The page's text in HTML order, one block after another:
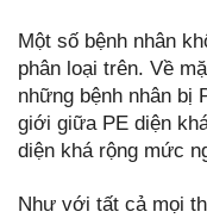
Một số bệnh nhân
phân loại trên. Về
những bệnh nhân bị
giới giữa PE diện
diện khá rộng mức
Như với tất cả mọi